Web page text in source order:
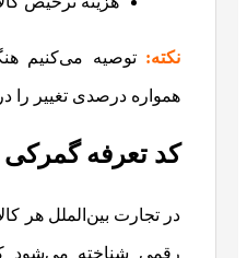
نکته: توصیه می‌کنیم
همواره درصدی تغییر را
کد تعرفه گمرکی
در تجارت بین‌الملل هر
رقمی شناخته می‌شود